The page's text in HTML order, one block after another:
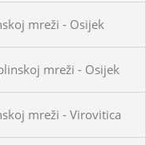
mreži - Osijek
mreži - Osijek
mreži - Virovitica